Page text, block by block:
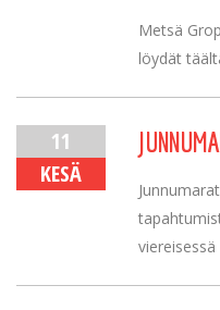
Metsä
löydät
11
KESÄ
viereisessä